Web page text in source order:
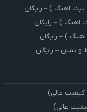
بیت اهنگ ) – رایگان
اهنگ ) – رایگان
) – رایگان
و نشان – رایگان
کیفیت عالی)
عالی)